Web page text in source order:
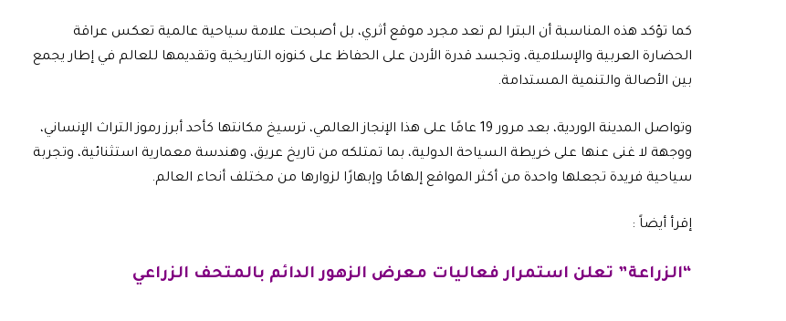
كما تؤكد هذه المناسبة أن البترا لم تعد مجرد موقع أثري، بل أصبحت علامة سياحية عالمية تعكس عراقة
الحضارة العربية والإسلامية، وتجسد قدرة الأردن على الحفاظ على كنوزه التاريخية وتقديمها للعالم في إطار يجمع
بين الأصالة والتنمية المستدامة.
وتواصل المدينة الوردية، بعد مرور 19 عامًا على هذا الإنجاز العالمي، ترسيخ مكانتها كأحد أبرز رموز التراث الإنساني،
ووجهة لا غنى عنها على خريطة السياحة الدولية، بما تمتلكه من تاريخ عريق، وهندسة معمارية استثنائية، وتجربة
سياحية فريدة تجعلها واحدة من أكثر المواقع إلهامًا وإبهارًا لزوارها من مختلف أنحاء العالم.
إقرأ أيضاً :
“الزراعة” تعلن استمرار فعاليات معرض الزهور الدائم بالمتحف الزراعي